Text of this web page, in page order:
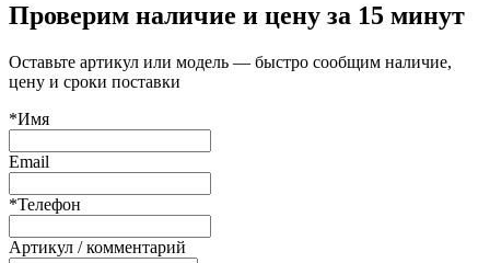
Проверим наличие и цену за 15 минут
Оставьте артикул или модель — быстро сообщим наличие,
цену и сроки поставки
*Имя
Email
*Телефон
Артикул / комментарий